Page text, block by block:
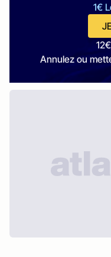
1€
Annulez ou